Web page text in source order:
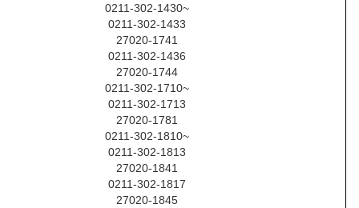
0211-302-1430~
0211-302-1433
27020-1741
0211-302-1436
27020-1744
0211-302-1710~
0211-302-1713
27020-1781
0211-302-1810~
0211-302-1813
27020-1841
0211-302-1817
27020-1845